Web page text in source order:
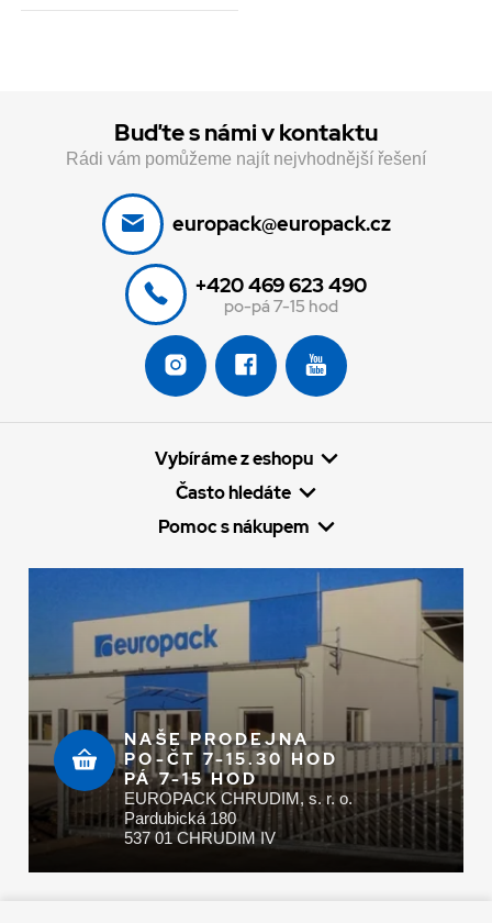
Buďte s námi v kontaktu
Rádi vám pomůžeme najít nejvhodnější řešení
europack@europack.cz
+420 469 623 490
po-pá 7-15 hod
Vybíráme z eshopu
Často hledáte
Pomoc s nákupem
NAŠE PRODEJNA
PO-ČT 7-15.30 HOD
PÁ 7-15 HOD
EUROPACK CHRUDIM, s. r. o.
Pardubická 180
537 01 CHRUDIM IV